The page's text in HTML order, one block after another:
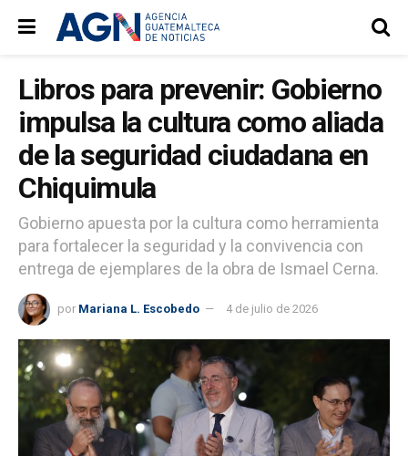
Libros para prevenir: Gobierno
impulsa la cultura como aliada
de la seguridad ciudadana en
Chiquimula
Gobierno apuesta por la cultura como herramienta
para fortalecer la seguridad y la convivencia con
entrega de ejemplares de la obra de Ismael Cerna.
por Mariana L. Escobedo 4 de julio de 2026